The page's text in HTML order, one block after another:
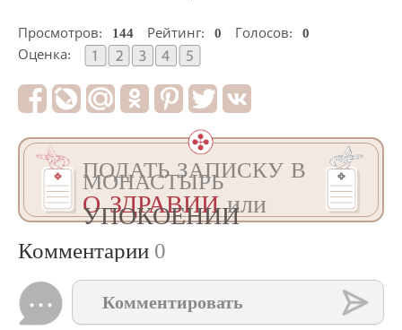
Просмотров: 144 Рейтинг: 0 Голосов:
0
Оценка:
ПОДАТЬ ЗАПИСКУ В
МОНАСТЫРЬ
О ЗДРАВИИили
УПОКОЕНИИ
Комментарии 0
Комментировать